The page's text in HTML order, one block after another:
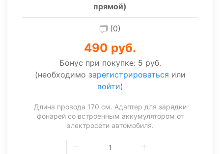
прямой)
(0)
490 руб.
Бонус при покупке: 5 руб.
(необходимо зарегистрироваться или
войти)
Длина провода 170 см. Адаптер для зарядки
фонарей со встроенным аккумулятором от
электросети автомобиля.